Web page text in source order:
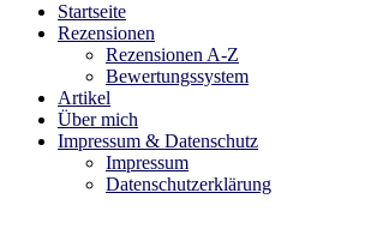
Startseite
Rezensionen
Rezensionen A-Z
Bewertungssystem
Artikel
Über mich
Impressum & Datenschutz
Impressum
Datenschutzerklärung